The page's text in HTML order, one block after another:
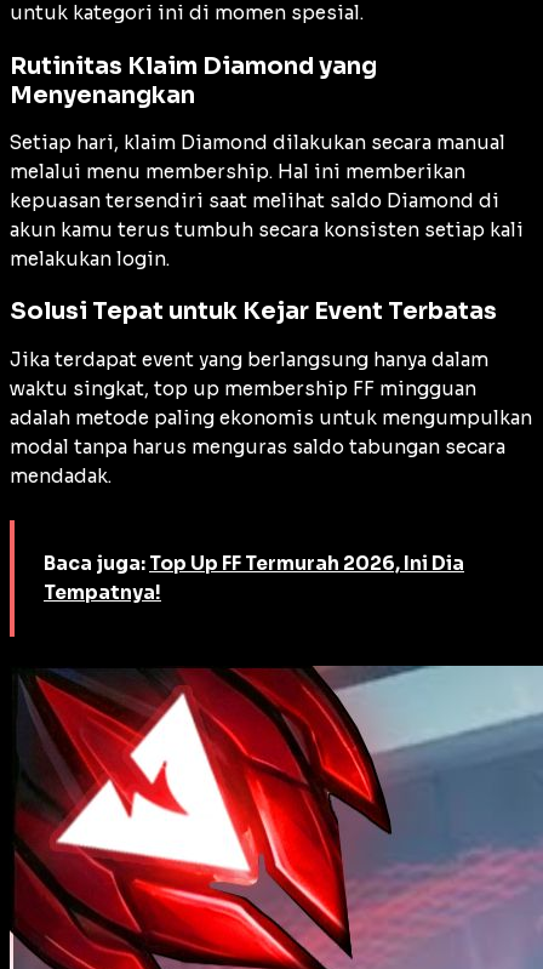
untuk kategori ini di momen spesial.
Rutinitas Klaim Diamond yang
Menyenangkan
Setiap hari, klaim Diamond dilakukan secara manual
melalui menu membership. Hal ini memberikan
kepuasan tersendiri saat melihat saldo Diamond di
akun kamu terus tumbuh secara konsisten setiap kali
melakukan login.
Solusi Tepat untuk Kejar Event Terbatas
Jika terdapat event yang berlangsung hanya dalam
waktu singkat, top up membership FF mingguan
adalah metode paling ekonomis untuk mengumpulkan
modal tanpa harus menguras saldo tabungan secara
mendadak.
Baca juga: Top Up FF Termurah 2026, Ini Dia
Tempatnya!